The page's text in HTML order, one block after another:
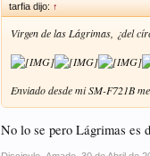
tarfia dijo: ↑
Virgen de las Lágrimas, ¿del
Enviado desde mi SM-F721B
No lo se pero Lágrimas es